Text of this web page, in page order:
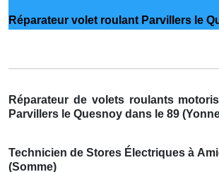
Réparateur volet roulant Parvillers le
Réparateur de volets roulants
Parvillers le Quesnoy dans le 89
Technicien de Stores Électriques à
(Somme)